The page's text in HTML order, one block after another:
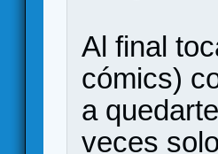
Al final
cómics)
a
veces